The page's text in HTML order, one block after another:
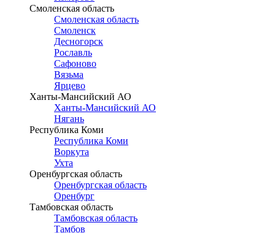
Смоленская область
Смоленская область
Смоленск
Десногорск
Рославль
Сафоново
Вязьма
Ярцево
Ханты-Мансийский АО
Ханты-Мансийский АО
Нягань
Республика Коми
Республика Коми
Воркута
Ухта
Оренбургская область
Оренбургская область
Оренбург
Тамбовская область
Тамбовская область
Тамбов